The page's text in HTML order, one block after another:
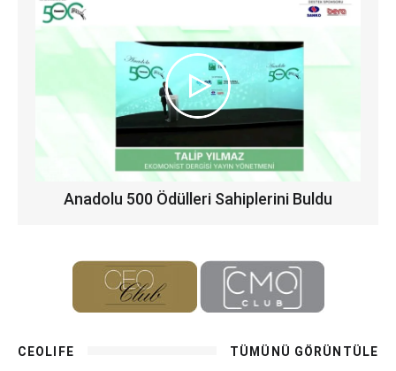
Anadolu 500 Ödülleri Sahiplerini Buldu
CEOLIFE TÜMÜNÜ GÖRÜNTÜLE